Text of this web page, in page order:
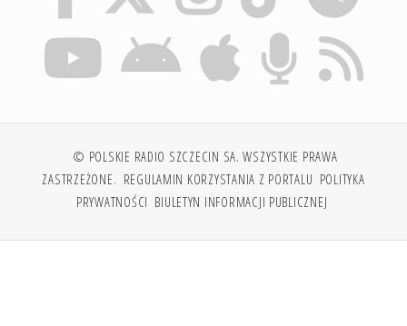
© POLSKIE RADIO SZCZECIN SA. WSZYSTKIE PRAWA
ZASTRZEŻONE. REGULAMIN KORZYSTANIA Z PORTALU POLITYKA
PRYWATNOŚCI BIULETYN INFORMACJI PUBLICZNEJ